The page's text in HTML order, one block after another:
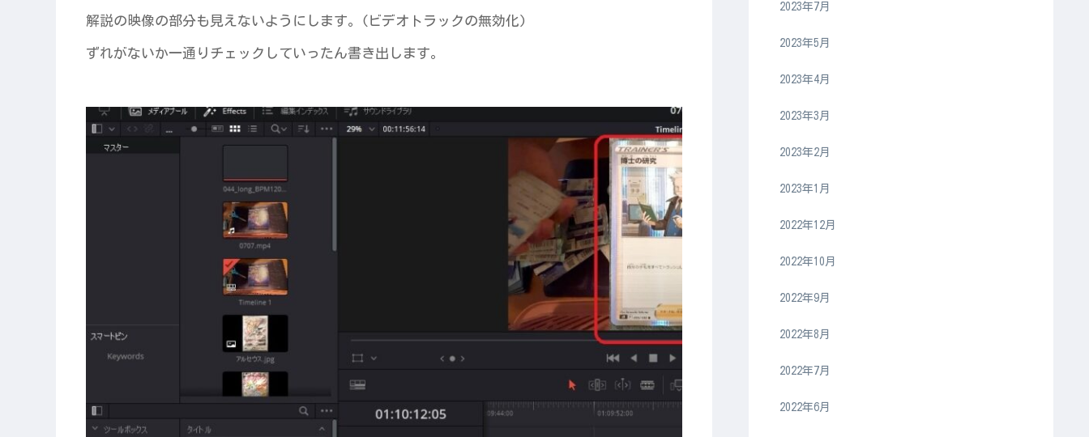
解説の映像の部分も見えないようにします。(ビデオトラックの無効化)
ずれがないか一通りチェックしていったん書き出します。
2023年7月
2023年5月
2023年4月
2023年3月
2023年2月
2023年1月
2022年12月
2022年10月
2022年9月
2022年8月
2022年7月
2022年6月